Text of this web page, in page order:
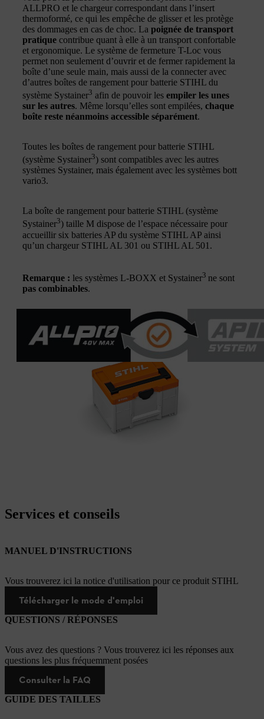
ALLPRO et le chargeur correspondant dans l’insert
thermoformé, ce qui les empêche de glisser et les protège
des dommages en cas de choc. La poignée de transport
pratique contribue quant à elle à un transport confortable
et ergonomique. Le système de fermeture T-Loc vous
permet non seulement d’ouvrir et de fermer rapidement la
boîte d’une seule main, mais aussi de la connecter avec
d’autres boîtes de rangement pour batterie STIHL du
système Systainer3 afin de pouvoir les empiler les unes
sur les autres. Même lorsqu’elles sont empilées, chaque
boîte reste néanmoins accessible séparément.
Toutes les boîtes de rangement pour batterie STIHL
(système Systainer3) sont compatibles avec les autres
systèmes Systainer, mais également avec les systèmes bott
vario3.
La boîte de rangement pour batterie STIHL (système
Systainer3) taille M dispose de l’espace nécessaire pour
accueillir six batteries AP du système STIHL AP ainsi
qu’un chargeur STIHL AL 301 ou STIHL AL 501.
Remarque : les systèmes L-BOXX et Systainer3 ne sont
pas combinables.
Services et conseils
MANUEL D'INSTRUCTIONS
Vous trouverez ici la notice d'utilisation pour ce produit STIHL
Télécharger le mode d'emploi
QUESTIONS / RÉPONSES
Vous avez des questions ? Vous trouverez ici les réponses aux
questions les plus fréquemment posées
Consulter la FAQ
GUIDE DES TAILLES